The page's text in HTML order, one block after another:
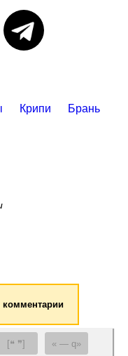
Крипи
Брань
комментарии
[❝ ❞] — q